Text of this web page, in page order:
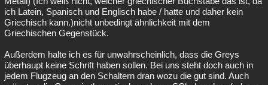
ich Latein, Spanisch und Englisch habe / hatte und daher kein
Griechisch kann.)nicht unbedingt ähnlichkeit mit dem
Griechischen Gegenstück.
Außerdem halte ich es für unwahrscheinlich, dass die Greys
überhaupt keine Schrift haben sollen. Bei uns steht doch auch in
jedem Flugzeug an den Schaltern dran wozu die gut sind. Auch